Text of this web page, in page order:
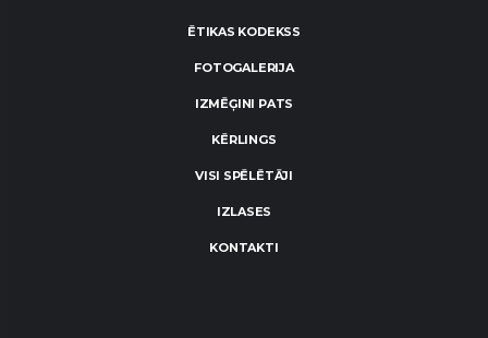
ĒTIKAS KODEKSS
FOTOGALERIJA
IZMĒĢINI PATS
KĒRLINGS
VISI SPĒLĒTĀJI
IZLASES
KONTAKTI